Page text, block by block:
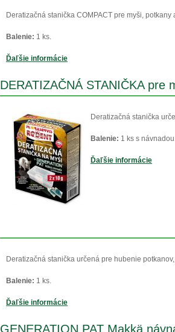
Deratizačná stanička COMPACT pre myši,
Balenie: 1 ks.
Ďaľšie informácie
DERATIZAČNÁ STANIČKA pre
Deratizačná stanička
Balenie: 1 ks s
Ďaľšie informácie
Deratizačná stanička určená pre hubenie
Balenie: 1 ks.
Ďaľšie informácie
GENERATION PAT Makkä